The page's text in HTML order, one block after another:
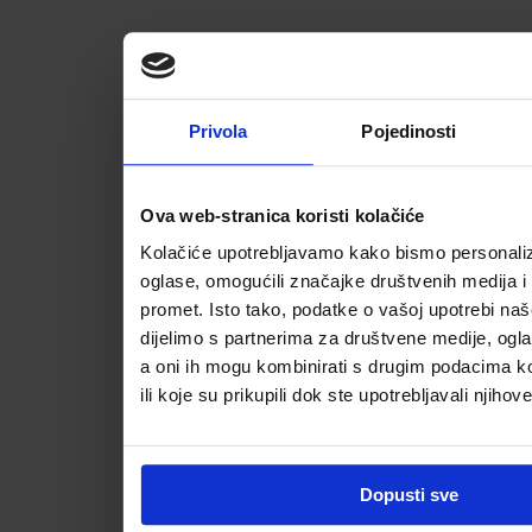
Privola Pojedinosti
Ova web-stranica koristi kolačiće
Kolačiće upotrebljavamo kako bismo
oglase, omogućili značajke društvenih medija i
promet. Isto tako, podatke o vašoj upotrebi
dijelimo s partnerima za društvene medije,
a oni ih mogu kombinirati s drugim podacima
ili koje su prikupili dok ste upotrebljavali
Dopusti sve